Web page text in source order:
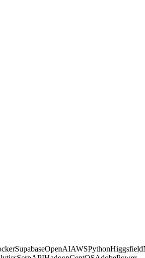
SupabaseOpenAIAWSPythonHiggsfield